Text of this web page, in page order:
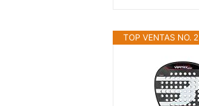
TOP VENTAS NO. 2